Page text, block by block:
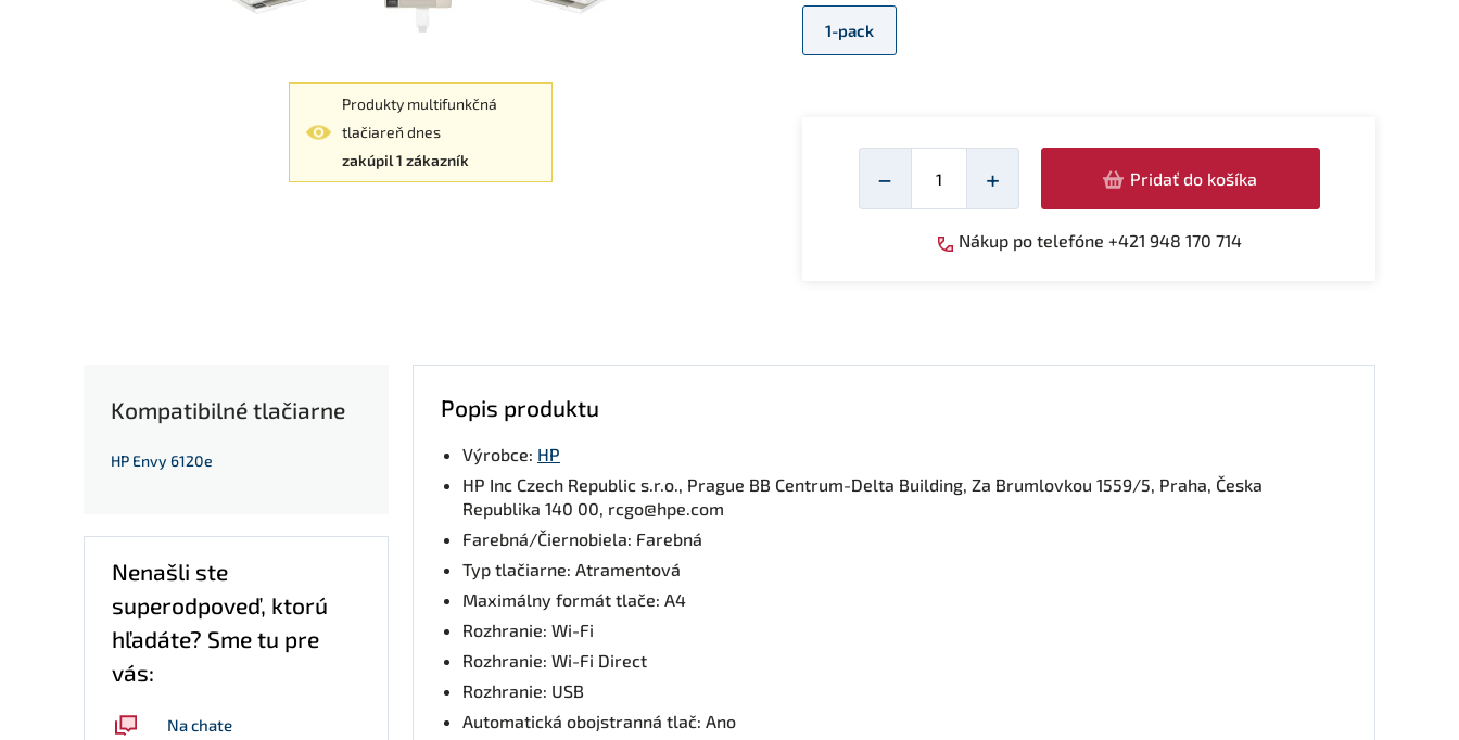
Produkty multifunkčná
tlačiareň dnes
zakúpil 1 zákazník
1-pack
−
Množství
+ Pridať do košíka
Nákup po telefóne +421 948 170 714
Kompatibilné tlačiarne
HP Envy 6120e
Nenašli ste
superodpoveď, ktorú
hľadáte? Sme tu pre
vás:
Na chate
Popis produktu
Výrobce: HP
HP Inc Czech Republic s.r.o., Prague BB Centrum-Delta Building, Za Brumlovkou 1559/5, Praha, Česka
Republika 140 00, rcgo@hpe.com
Farebná/Čiernobiela: Farebná
Typ tlačiarne: Atramentová
Maximálny formát tlače: A4
Rozhranie: Wi-Fi
Rozhranie: Wi-Fi Direct
Rozhranie: USB
Automatická obojstranná tlač: Ano